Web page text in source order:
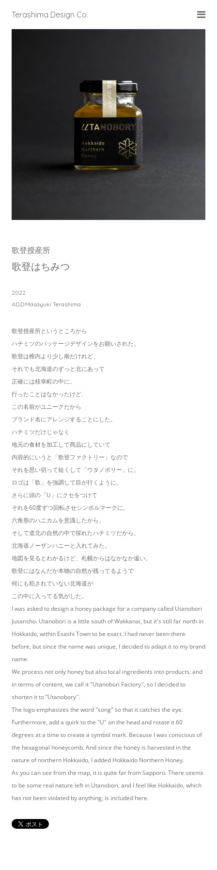
Terashima Design Co.
歌登授産所
歌登はちみつ
2022
AD,D:Masayuki Terashima
歌登授産所というところから
ハチミツのパッケージデザインをお願いされた。
歌登は稚内より少し南だけれど、
それでも北海道のずっと北にあって
正確には枝幸町の中に。
行ったことはなかったけど、
この名前がユニークだから
ブランド名にアレンジすることにした。
ハチミツだけじゃなく
地元の食材を加工して商品にしていて
内容的にいうと「歌登ファクトリー」なので
それを思い切って短くして「ウタノボリー」に。
ロゴは「歌」を強調して目が行くように。
さらに頭の「U」にクセをつけて
それを60度ずつ回転させシンボルマークに。
六角形のハニカムを意識したから。
そして道北の自然の中で採れたハチミツだから、
北海道ノーザンハニーと入れてみた。
地図を見るとわかるけど、札幌からはなかなか遠い。
歌登にはなんだか本物の自然が残ってるようで
何にも犯されていない北海道が
この中に入ってる気がした。
I was asked to design a honey package for a company called Utanobori
Jusansho. Utanobori is a little south of Wakkanai, but it's still far north in
Hokkaido, within Esashi Town to be exact. I had never been there
before, but since the name was unique, I decided to adapt it to my brand
name.
We process not only honey but also local ingredients into products, and
in terms of content, we call it "Utanobori Factory'', so I decided to
shorten it to ”Utanobory''.
The logo emphasizes the word "song" so that it catches the eye.
Furthermore, add a quirk to the "U" on the head and rotate it 60
degrees at a time to create a symbol mark. Because I was conscious of
the hexagonal honeycomb. And since the honey is harvested in the
nature of northern Hokkaido, I added Hokkaido Northern Honey.
As you can see from the map, it is quite far from Sapporo. There seems
to be some real nature left in Utanobori, and I feel like Hokkaido, which
has not been violated by anything, is included here.